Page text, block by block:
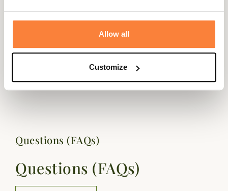
Allow all
Customize
d'une capacité de 5 balles.
Il possède un rabat avec 2 hauteurs pour les différents
ceinture.
Le cuir utilisé par le célèbre maroquinier Alexandre
Mareuil est de première qualité.
Questions (FAQs)
Questions (FAQs)